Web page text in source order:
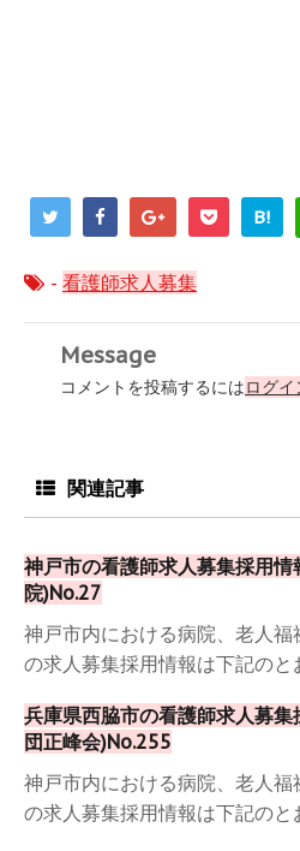
B!
- 看護師求人募集
Message
コメントを投稿するにはログイ
関連記事
神戸市の看護師求人募集採用
院)No.27
神戸市内における病院、老人
の求人募集採用情報は下記のと
兵庫県西脇市の看護師求人募
団正峰会)No.255
神戸市内における病院、老人
の求人募集採用情報は下記のと